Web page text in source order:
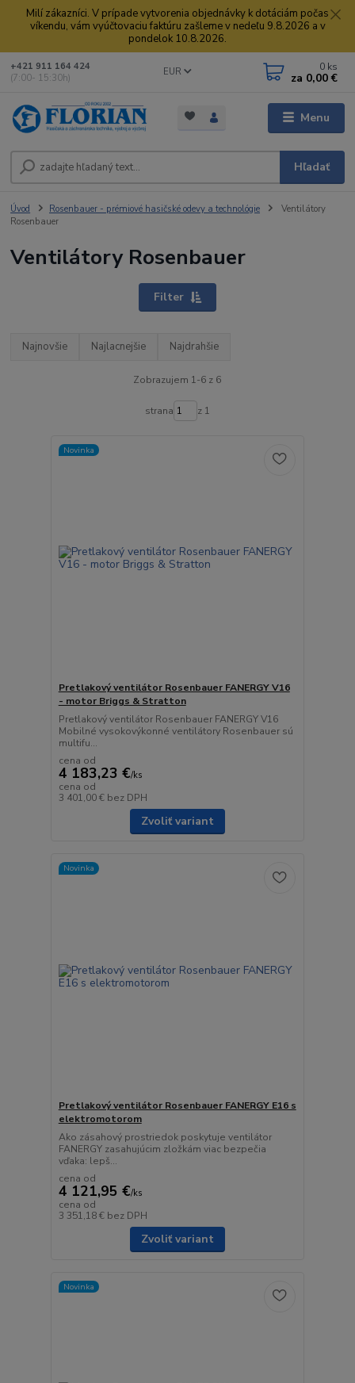
Milí zákazníci. V prípade vytvorenia objednávky k dotáciám počas
víkendu, vám vyúčtovaciu faktúru zašleme v nedeľu 9.8.2026 a v
pondelok 10.8.2026.
Menu
EUR
Hľadať
+421 911 164 424
(7:00- 15:30h)
0 ks
za 0,00 €
Úvod Rosenbauer - prémiové hasičské odevy a technológie
Ventilátory
Rosenbauer
Ventilátory Rosenbauer
Filter
Najnovšie Najlacnejšie Najdrahšie
Zobrazujem 1-6 z 6
strana z 1
Novinka
Pretlakový ventilátor Rosenbauer FANERGY V16
- motor Briggs & Stratton
Pretlakový ventilátor Rosenbauer FANERGY V16
Mobilné vysokovýkonné ventilátory Rosenbauer sú
multifu...
cena od
4 183,23 €/ks
cena od
3 401,00 € bez DPH
Zvoliť variant
Novinka
Pretlakový ventilátor Rosenbauer FANERGY E16 s
elektromotorom
Ako zásahový prostriedok poskytuje ventilátor
FANERGY zasahujúcim zložkám viac bezpečia
vďaka: lepš...
cena od
4 121,95 €/ks
cena od
3 351,18 € bez DPH
Zvoliť variant
Novinka